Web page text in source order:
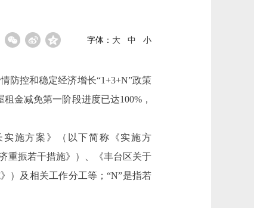
字体： 大 中 小
防控和稳定经济增长“1+3+N”政策
金减免第一阶段进度已达100%，
施方案》（以下简称《实施方
重振若干措施》）、《丰台区关于
）及相关工作分工等；“N”是指若